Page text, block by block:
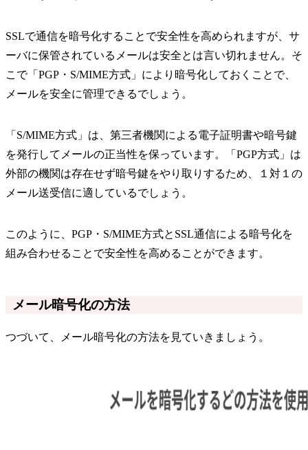
SSLで通信を暗号化することで安全性を高められますが、サ
ーバに保管されているメールは安全とは言い切れません。そ
こで「PGP・S/MIME方式」により暗号化しておくことで、
メールを安全に管理できるでしょう。
「S/MIME方式」は、第三者機関による電子証明書や暗号鍵
を発行してメールの正当性を保っています。「PGP方式」は
外部の機関は存在せず暗号鍵をやり取りするため、１対１の
メール送受信に適しているでしょう。
このように、PGP・S/MIME方式とSSL通信による暗号化を
組み合わせることで安全性を高めることができます。
メール暗号化の方法
つづいて、メール暗号化の方法を見ていきましょう。